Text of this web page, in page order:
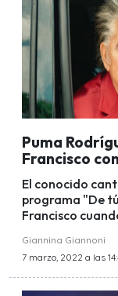
Puma
Francisco
El conocido
programa "De
Francisco
Giannina Giannoni
7 marzo, 2022 a las